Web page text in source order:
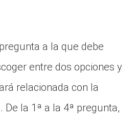
a la que debe
entre dos opciones y
relacionada con la
De la 1ª a la 4ª pregunta,